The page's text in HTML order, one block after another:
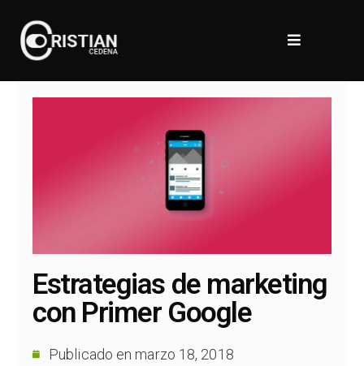
Estrategias de marketing
con Primer Google
Publicado en marzo 18, 2018